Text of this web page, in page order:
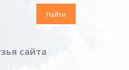
сайта